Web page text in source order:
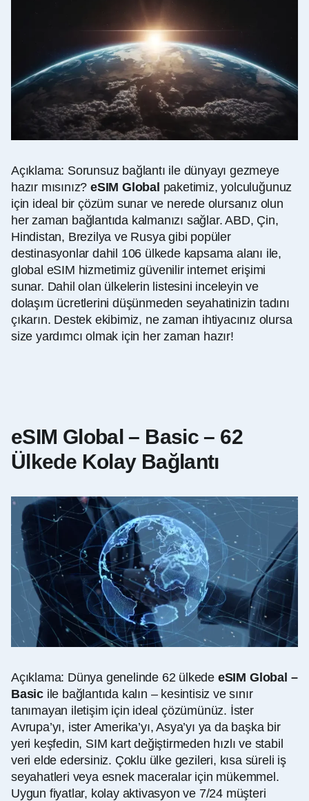
Açıklama: Sorunsuz bağlantı ile dünyayı gezmeye
hazır mısınız?eSIM Global paketimiz, yolculuğunuz
için ideal bir çözüm sunar ve nerede olursanız olun
her zaman bağlantıda kalmanızı sağlar. ABD, Çin,
Hindistan, Brezilya ve Rusya gibi popüler
destinasyonlar dahil 106 ülkede kapsama alanı ile,
global eSIM hizmetimiz güvenilir internet erişimi
sunar. Dahil olan ülkelerin listesini inceleyin ve
dolaşım ücretlerini düşünmeden seyahatinizin tadını
çıkarın. Destek ekibimiz, ne zaman ihtiyacınız olursa
size yardımcı olmak için her zaman hazır!
eSIM Global – Basic – 62
Ülkede Kolay Bağlantı
Açıklama: Dünya genelinde 62 ülkede eSIM Global –
Basic ile bağlantıda kalın – kesintisiz ve sınır
tanımayan iletişim için ideal çözümünüz. İster
Avrupa’yı, ister Amerika’yı, Asya’yı ya da başka bir
yeri keşfedin, SIM kart değiştirmeden hızlı ve stabil
veri elde edersiniz. Çoklu ülke gezileri, kısa süreli iş
seyahatleri veya esnek maceralar için mükemmel.
Uygun fiyatlar, kolay aktivasyon ve 7/24 müşteri